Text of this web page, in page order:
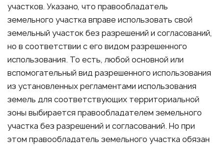
участков. Указано, что правообладатель
земельного участка вправе использовать свой
земельный участок без разрешений и согласований,
но в соответствии с его видом разрешенного
использования. То есть, любой основной или
вспомогательный вид разрешенного использования
из установленных регламентами использования
земель для соответствующих территориальной
зоны выбирается правообладателем земельного
участка без разрешений и согласований. Но при
этом правообладатель земельного участка обязан